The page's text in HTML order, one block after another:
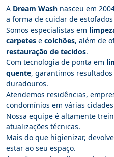
A Dream Wash nasceu em
a forma de cuidar de
Somos especialistas em
carpetes e colchões, além de
restauração de tecidos.
Com tecnologia de ponta em
quente, garantimos
duradouros.
Atendemos residências,
condomínios em várias
Nossa equipe é altamente
atualizações técnicas.
Mais do que higienizar,
estar ao seu espaço.